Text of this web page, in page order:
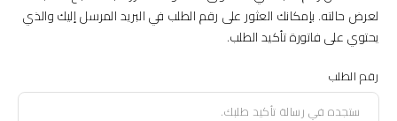
لعرض حالته. بإمكانك العثور على رقم الطلب في البريد المرسل إليك والذي
يحتوي على فاتورة تأكيد الطلب.
رقم الطلب